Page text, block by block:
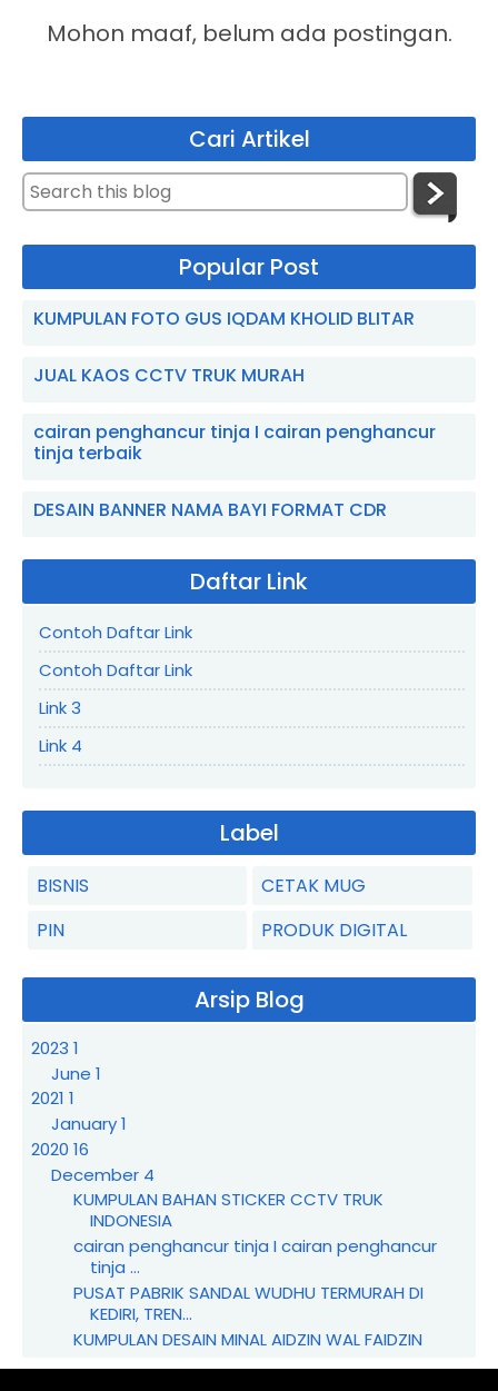
Mohon maaf, belum ada postingan.
Cari Artikel
Popular Post
KUMPULAN FOTO GUS IQDAM KHOLID BLITAR
JUAL KAOS CCTV TRUK MURAH
cairan penghancur tinja I cairan penghancur
tinja terbaik
DESAIN BANNER NAMA BAYI FORMAT CDR
Daftar Link
Contoh Daftar Link
Contoh Daftar Link
Link 3
Link 4
Label
BISNIS
CETAK MUG
PIN
PRODUK DIGITAL
Arsip Blog
2023 1
June 1
2021 1
January1
2020 16
December 4
KUMPULAN BAHAN STICKER CCTV TRUK
INDONESIA
cairan penghancur tinja I cairan penghancur
tinja ...
PUSAT PABRIK SANDAL WUDHU TERMURAH DI
KEDIRI, TREN...
KUMPULAN DESAIN MINAL AIDZIN WAL FAIDZIN
August2